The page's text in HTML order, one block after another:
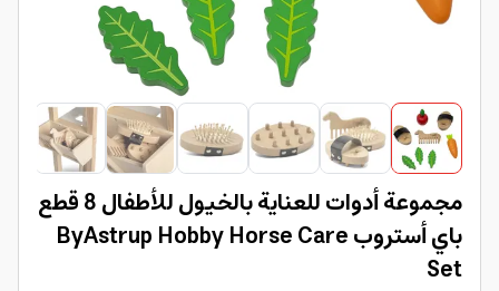
مجموعة أدوات للعناية بالخيول للأطفال 8 قطع
باي أستروب ByAstrup Hobby Horse Care
Set